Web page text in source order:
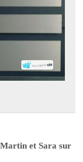
et Sara sur